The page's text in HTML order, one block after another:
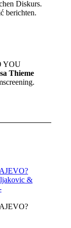
Diskurs.
berichten.
YOU
Thieme
&